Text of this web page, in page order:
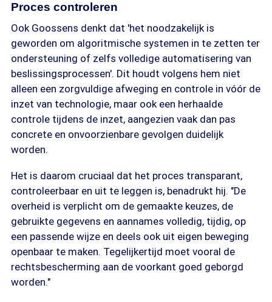
Proces controleren
Ook Goossens denkt dat 'het noodzakelijk is
geworden om algoritmische systemen in te zetten ter
ondersteuning of zelfs volledige automatisering van
beslissingsprocessen'. Dit houdt volgens hem niet
alleen een zorgvuldige afweging en controle in vóór de
inzet van technologie, maar ook een herhaalde
controle tijdens de inzet, aangezien vaak dan pas
concrete en onvoorzienbare gevolgen duidelijk
worden.
Het is daarom cruciaal dat het proces transparant,
controleerbaar en uit te leggen is, benadrukt hij. "De
overheid is verplicht om de gemaakte keuzes, de
gebruikte gegevens en aannames volledig, tijdig, op
een passende wijze en deels ook uit eigen beweging
openbaar te maken. Tegelijkertijd moet vooral de
rechtsbescherming aan de voorkant goed geborgd
worden."